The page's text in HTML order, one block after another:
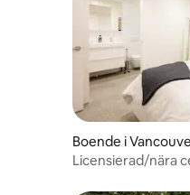
Boende i
Licensierad/nära